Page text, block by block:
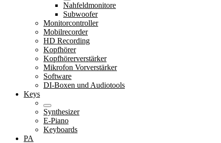
Nahfeldmonitore
Subwoofer
Monitorcontroller
Mobilrecorder
HD Recording
Kopfhörer
Kopfhörerverstärker
Mikrofon Vorverstärker
Software
DI-Boxen und Audiotools
Keys
Synthesizer
E-Piano
Keyboards
PA